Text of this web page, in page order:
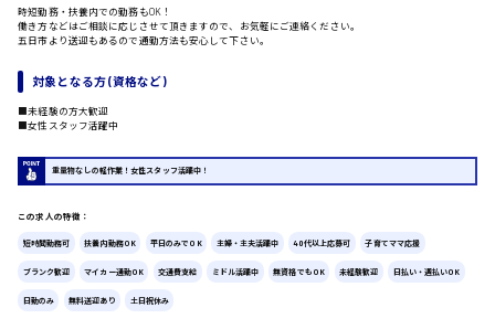
製造・軽作業・物流系
製造オペレーター
検品・包装・箱詰め
広島市中区
時給1200円～
時短勤務・扶養内での勤務もOK！
働き方などはご相談に応じさせて頂きますので、お気軽にご連絡ください。
五日市より送迎もあるので通勤方法も安心して下さい。
対象となる方 (資格など)
■未経験の方大歓迎
■女性スタッフ活躍中
重量物なしの軽作業！女性スタッフ活躍中！
この求人の特徴：
短時間勤務可 扶養内勤務OK 平日のみでOK 主婦・主夫活躍中 40代以上応募可 子育てママ応援
ブランク歓迎 マイカー通勤OK 交通費支給 ミドル活躍中 無資格でもOK 未経験歓迎 日払い・週払いOK
日勤のみ 無料送迎あり 土日祝休み